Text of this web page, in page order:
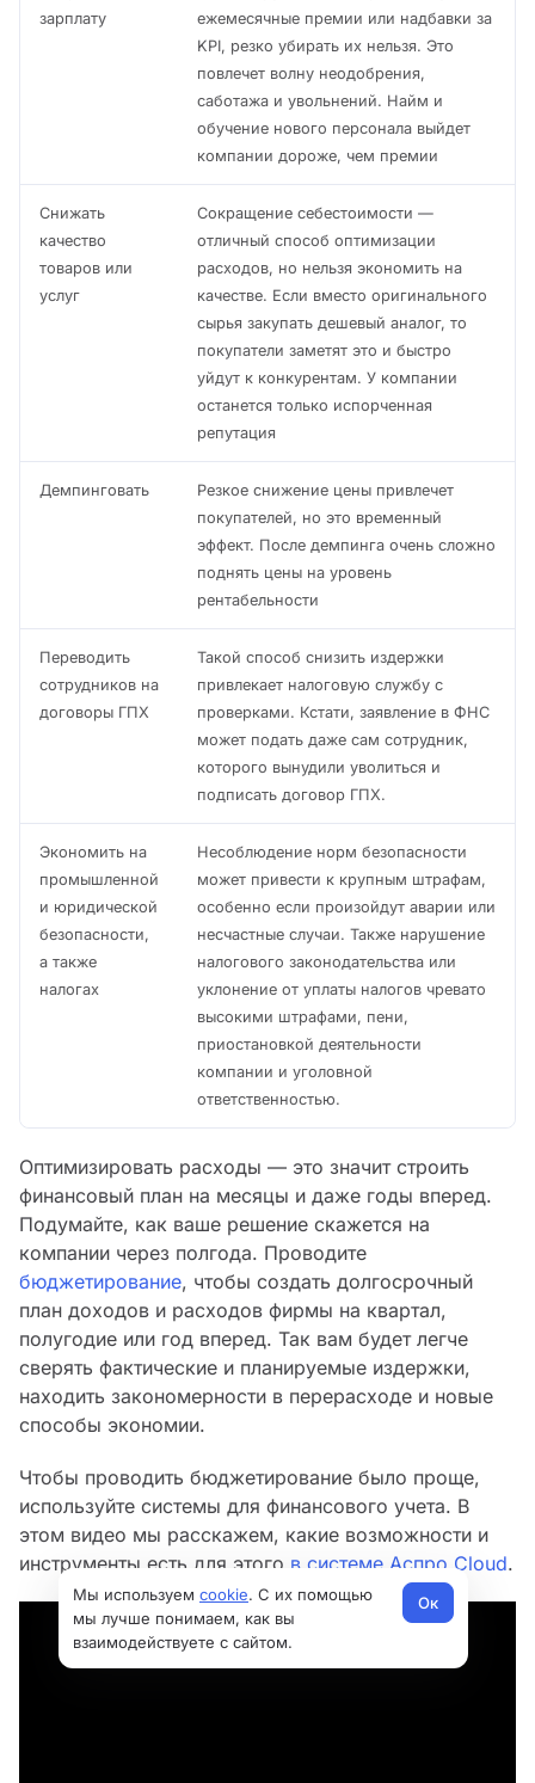
Мы используем cookie. С их помощью
мы лучше понимаем, как вы
взаимодействуете с сайтом.
Ок
зарплату
ежемесячные премии или надбавки за
KPI, резко убирать их нельзя. Это
повлечет волну неодобрения,
саботажа и увольнений. Найм и
обучение нового персонала выйдет
компании дороже, чем премии
Снижать
качество
товаров или
услуг
Сокращение себестоимости —
отличный способ оптимизации
расходов, но нельзя экономить на
качестве. Если вместо оригинального
сырья закупать дешевый аналог, то
покупатели заметят это и быстро
уйдут к конкурентам. У компании
останется только испорченная
репутация
Демпинговать
Резкое снижение цены привлечет
покупателей, но это временный
эффект. После демпинга очень сложно
поднять цены на уровень
рентабельности
Переводить
сотрудников на
договоры ГПХ
Такой способ снизить издержки
привлекает налоговую службу с
проверками. Кстати, заявление в ФНС
может подать даже сам сотрудник,
которого вынудили уволиться и
подписать договор ГПХ.
Экономить на
промышленной
и юридической
безопасности,
а также
налогах
Несоблюдение норм безопасности
может привести к крупным штрафам,
особенно если произойдут аварии или
несчастные случаи. Также нарушение
налогового законодательства или
уклонение от уплаты налогов чревато
высокими штрафами, пени,
приостановкой деятельности
компании и уголовной
ответственностью.
Оптимизировать расходы — это значит строить
финансовый план на месяцы и даже годы вперед.
Подумайте, как ваше решение скажется на
компании через полгода. Проводите
бюджетирование, чтобы создать долгосрочный
план доходов и расходов фирмы на квартал,
полугодие или год вперед. Так вам будет легче
сверять фактические и планируемые издержки,
находить закономерности в перерасходе и новые
способы экономии.
Чтобы проводить бюджетирование было проще,
используйте системы для финансового учета. В
этом видео мы расскажем, какие возможности и
инструменты есть для этого в системе Аспро.Cloud.